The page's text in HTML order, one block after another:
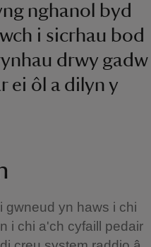
nghanol byd
i sicrhau bod
drwy gadw
ei ôl a dilyn y
gwneud yn haws i chi
i chi a'ch cyfaill pedair